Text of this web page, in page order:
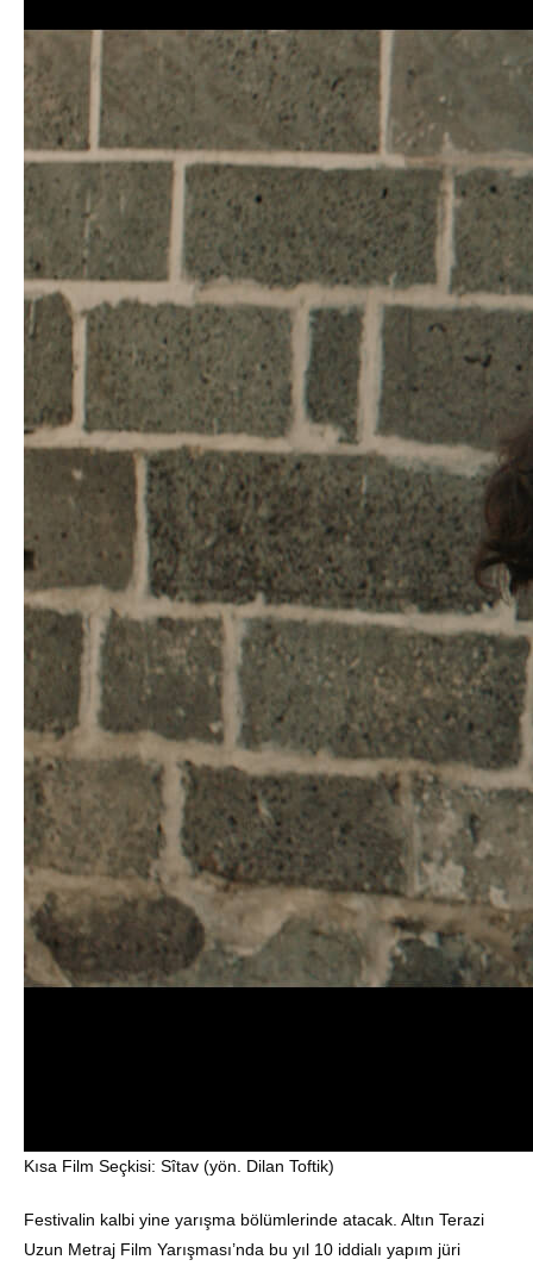
Kısa Film Seçkisi: Sîtav (yön. Dilan Toftik)
Festivalin kalbi yine yarışma bölümlerinde atacak. Altın Terazi
Uzun Metraj Film Yarışması’nda bu yıl 10 iddialı yapım jüri